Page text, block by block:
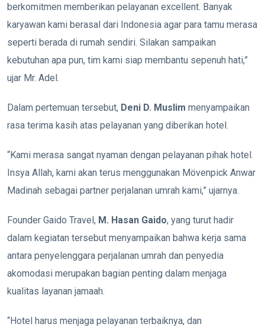
berkomitmen memberikan pelayanan excellent. Banyak
karyawan kami berasal dari Indonesia agar para tamu merasa
seperti berada di rumah sendiri. Silakan sampaikan
kebutuhan apa pun, tim kami siap membantu sepenuh hati,”
ujar Mr. Adel.
Dalam pertemuan tersebut, Deni D. Muslim menyampaikan
rasa terima kasih atas pelayanan yang diberikan hotel.
“Kami merasa sangat nyaman dengan pelayanan pihak hotel.
Insya Allah, kami akan terus menggunakan Mövenpick Anwar
Madinah sebagai partner perjalanan umrah kami,” ujarnya.
Founder Gaido Travel, M. Hasan Gaido, yang turut hadir
dalam kegiatan tersebut menyampaikan bahwa kerja sama
antara penyelenggara perjalanan umrah dan penyedia
akomodasi merupakan bagian penting dalam menjaga
kualitas layanan jamaah.
“Hotel harus menjaga pelayanan terbaiknya, dan